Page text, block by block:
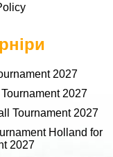
2027
2027
Tournament 2027
Holland for
2027